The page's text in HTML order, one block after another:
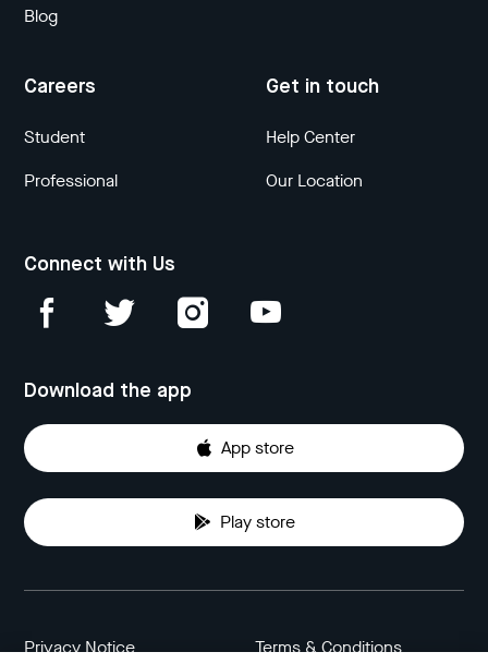
Blog
Careers
Student
Professional
Get in touch
Help Center
Our Location
Connect with Us
Download the app
App store
Play store
Privacy Notice Terms & Conditions